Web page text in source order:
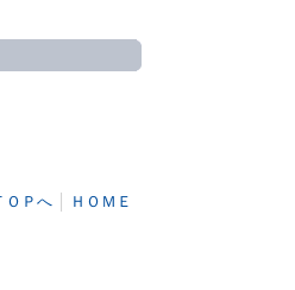
ＯＰへ│ ＨＯＭＥ